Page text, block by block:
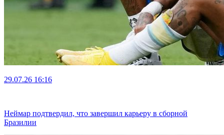
29.07.26 16:16
Неймар подтвердил, что завершил карьеру в сборной
Бразилии